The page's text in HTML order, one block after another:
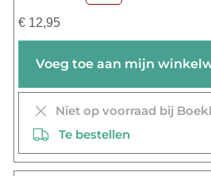
€12,95
Niet op voorraad bij
Te bestellen